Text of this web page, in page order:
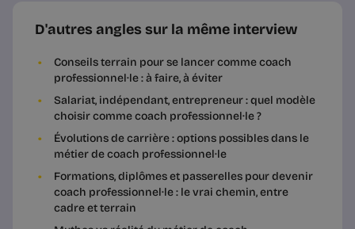
D'autres angles sur la même interview
Conseils terrain pour se lancer comme coach
professionnel·le : à faire, à éviter
Salariat, indépendant, entrepreneur : quel modèle
choisir comme coach professionnel·le ?
Évolutions de carrière : options possibles dans le
métier de coach professionnel·le
Formations, diplômes et passerelles pour devenir
coach professionnel·le : le vrai chemin, entre
cadre et terrain